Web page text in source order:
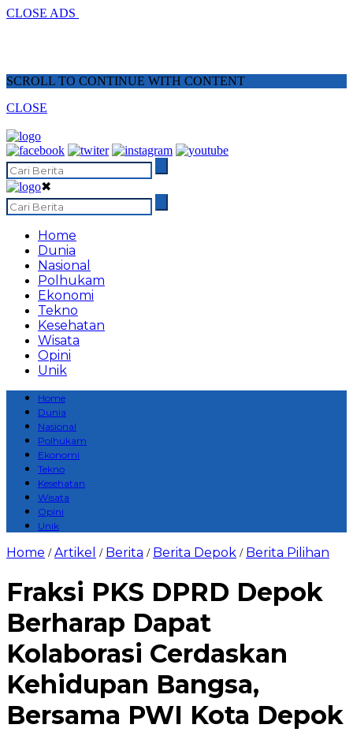
CLOSE ADS
SCROLL TO CONTINUE WITH CONTENT
CLOSE
✖
Home
Dunia
Nasional
Polhukam
Ekonomi
Tekno
Kesehatan
Wisata
Opini
Unik
Home
Dunia
Nasional
Polhukam
Ekonomi
Tekno
Kesehatan
Wisata
Opini
Unik
Home /Artikel / Berita / Berita Depok / Berita Pilihan
Fraksi PKS DPRD Depok
Berharap Dapat
Kolaborasi Cerdaskan
Kehidupan Bangsa,
Bersama PWI Kota Depok